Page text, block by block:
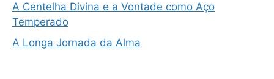
A Centelha Divina e a Vontade como Aço
Temperado
A Longa Jornada da Alma